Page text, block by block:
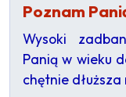
Poznam
Wysoki
Panią w wieku
chętnie